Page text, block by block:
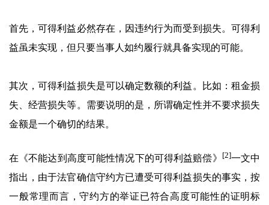
首先，可得利益必然存在，因违约行为而受到损失。可得利
益虽未实现，但只要当事人如约履行就具备实现的可能。
其次，可得利益损失是可以确定数额的利益。比如：租金损
失、经营损失等。需要说明的是，所谓确定性并不要求损失
金额是一个确切的结果。
在《不能达到高度可能性情况下的可得利益赔偿》 [2]一文中
指出，由于法官确信守约方已遭受可得利益损失的事实，按
一般常理而言，守约方的举证已符合高度可能性的证明标